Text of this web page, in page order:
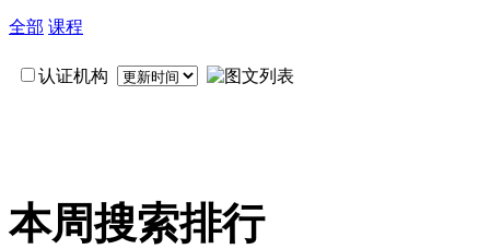
全部 课程
认证机构
本周搜索排行